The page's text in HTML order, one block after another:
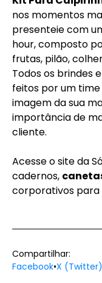
nos momentos
presenteie com
hour, composto
frutas, pilão,
Todos os brindes
feitos por um
imagem da sua
importância de
cliente.
Acesse o site da
cadernos,
corporativos para
Compartilhar:
Facebook•X (Twitter)